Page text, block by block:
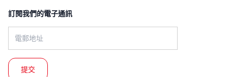
訂閱我們的電子通訊​